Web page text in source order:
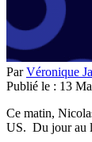
ParVéronique
Publié le : 13
Ce matin,
US. Du jour au